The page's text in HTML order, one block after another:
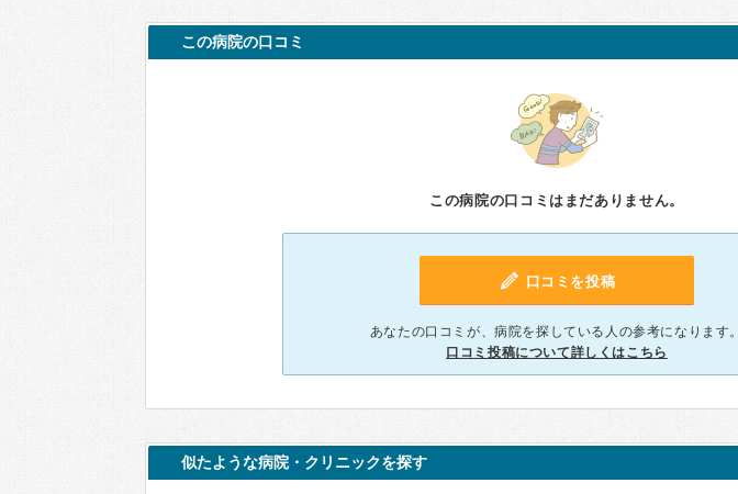
この病院の口コミ
この病院の口コミはまだありません。
口コミを投稿
あなたの口コミが、病院を探している人の参考になります。
口コミ投稿について詳しくはこちら
似たような病院・クリニックを探す